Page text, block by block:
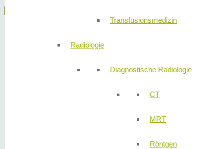
Transfusionsmedizin
Radiologie
Diagnostische Radiologie
CT
MRT
Röntgen
Menü